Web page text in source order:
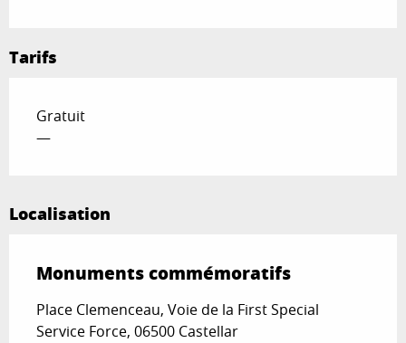
Tarifs
Gratuit
—
Localisation
Monuments commémoratifs
Place Clemenceau, Voie de la First Special
Service Force, 06500 Castellar